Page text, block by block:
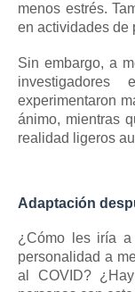
menos estrés.
en actividades de
Sin embargo, a
investigadores
experimentaron
ánimo, mientras
realidad ligeros
Adaptación
¿Cómo les iría a
personalidad a
al COVID?